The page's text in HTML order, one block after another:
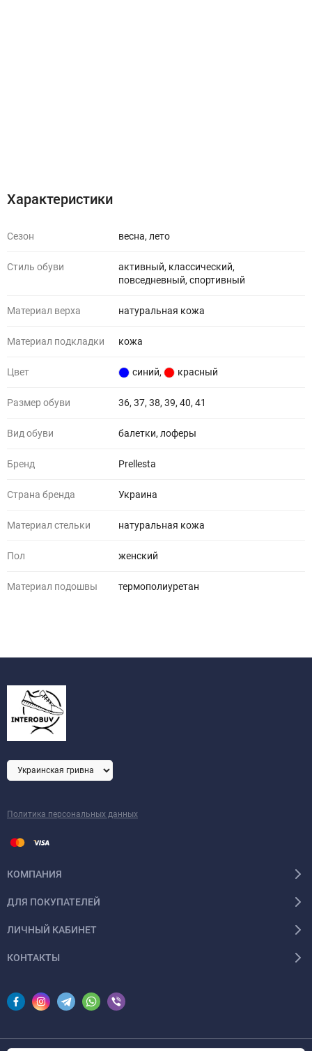
Характеристики
Сезон весна, лето
Стиль обуви
активный, классический,
повседневный, спортивный
Материал верха натуральная кожа
Материал подкладки кожа
Цвет синий, красный
Размер обуви 36, 37, 38, 39, 40, 41
Вид обуви балетки, лоферы
Бренд Prellesta
Страна бренда Украина
Материал стельки натуральная кожа
Пол женский
Материал подошвы термополиуретан
Политика персональных данных
КОМПАНИЯ
ДЛЯ ПОКУПАТЕЛЕЙ
ЛИЧНЫЙ КАБИНЕТ
КОНТАКТЫ